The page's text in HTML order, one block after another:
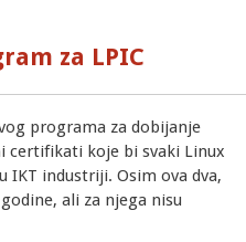
za LPIC
programa za dobijanje
certifikati koje bi svaki Linux
industriji. Osim ova dva,
ali za njega nisu